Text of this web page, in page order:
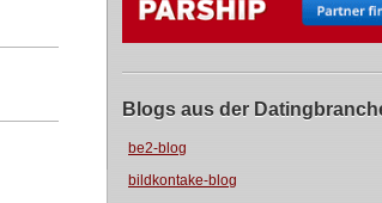
Blogs aus der
be2-blog
bildkontake-blog